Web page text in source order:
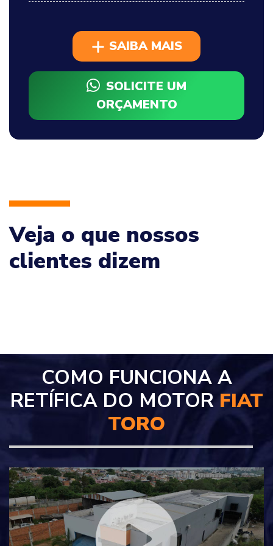
SAIBA MAIS
SOLICITE UM
ORÇAMENTO
Veja o que nossos
clientes dizem
COMO FUNCIONA A
RETÍFICA DO MOTORFIAT
TORO